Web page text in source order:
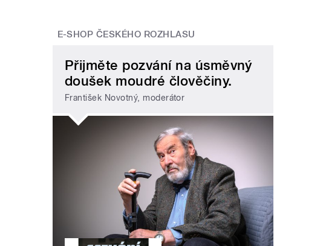
E-SHOP ČESKÉHO ROZHLASU
Přijměte pozvání na úsměvný
doušek moudré člověčiny.
František Novotný, moderátor